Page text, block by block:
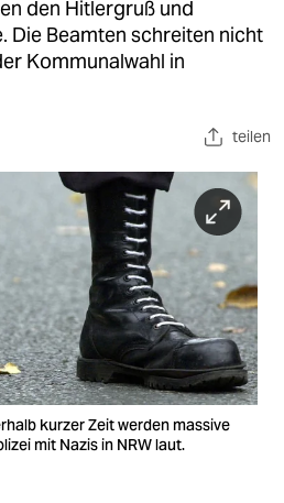
den Hitlergruß und
Die Beamten schreiten nicht
Kommunalwahl in
teilen
kurzer Zeit werden massive
mit Nazis in NRW laut.